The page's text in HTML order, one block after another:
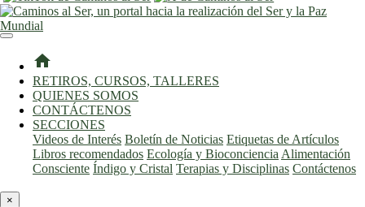
home
RETIROS, CURSOS, TALLERES
QUIENES SOMOS
CONTÁCTENOS
SECCIONES
Videos de Interés Boletín de Noticias Etiquetas de Artículos
Libros recomendados Ecología y Bioconciencia Alimentación
Consciente Índigo y Cristal Terapias y Disciplinas Contáctenos
×